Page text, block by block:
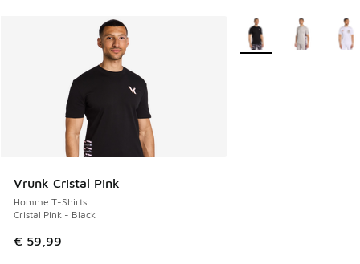
Vrunk Cristal Pink
Homme T-Shirts
Cristal Pink - Black
€ 59,99
Plus de couleurs